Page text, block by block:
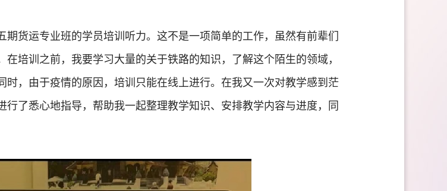
货运专业班的学员培训听力。这不是一项简单的工作，虽然有前辈们
培训之前，我要学习大量的关于铁路的知识，了解这个陌生的领域，
时，由于疫情的原因，培训只能在线上进行。在我又一次对教学感到茫
了悉心地指导，帮助我一起整理教学知识、安排教学内容与进度，同